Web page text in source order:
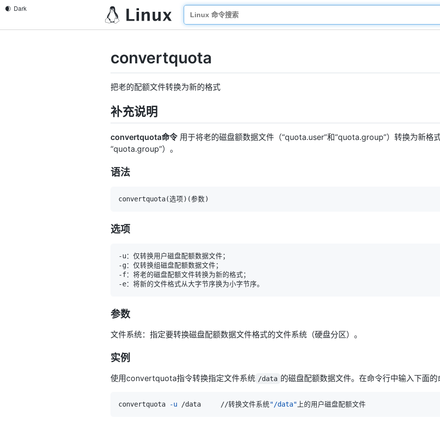
convertquota
把老的配额文件转换为新的格式
补充说明
convertquota命令用于将老的磁盘额数据文件（“quota.user”和“quota.group”）转换为新格
“quota.group”）。
语法
convertquota(选项) (参数)
选项
参数
文件系统：指定要转换磁盘配额数据文件格式的文件系统（硬盘分区）。
实例
使用convertquota指令转换指定文件系统 /data 的磁盘配额数据文件。在命令行中输入下面的
convertquota -u /data     //转换文件系统"/data"